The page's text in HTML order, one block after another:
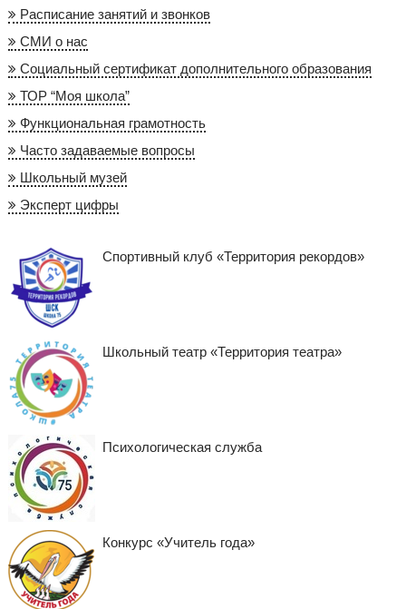
Расписание занятий и звонков
СМИ о нас
Социальный сертификат дополнительного образования
ТОР “Моя школа”
Функциональная грамотность
Часто задаваемые вопросы
Школьный музей
Эксперт цифры
Спортивный клуб «Территория рекордов»
Школьный театр «Территория театра»
Психологическая служба
Конкурс «Учитель года»